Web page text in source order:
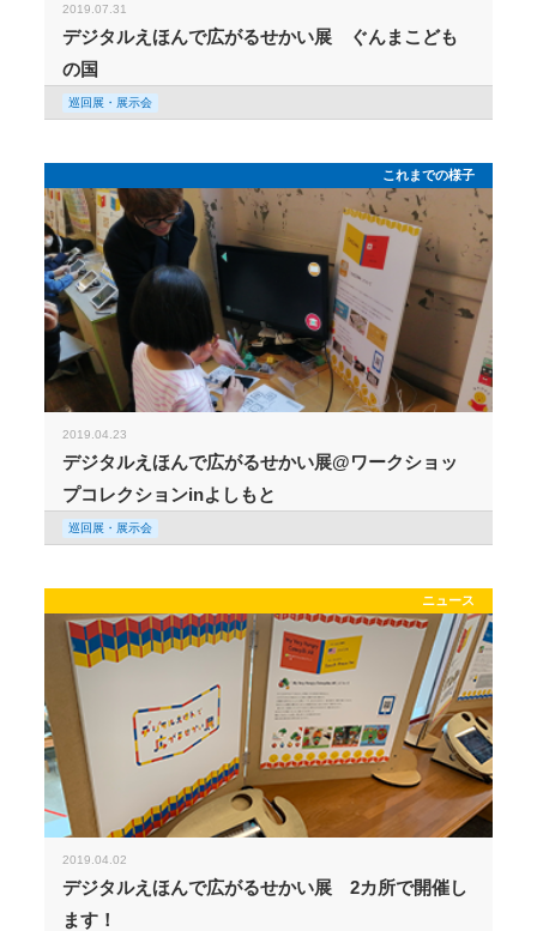
2019.07.31
デジタルえほんで広がるせかい展 ぐんまこども
の国
巡回展・展示会
これまでの様子
2019.04.23
デジタルえほんで広がるせかい展@ワークショッ
プコレクションinよしもと
巡回展・展示会
ニュース
2019.04.02
デジタルえほんで広がるせかい展 2カ所で開催し
ます！